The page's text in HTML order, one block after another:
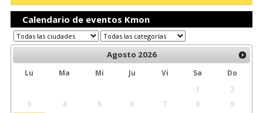
Calendario de eventos Kmon
Agosto 2026
Lu Ma Mi Ju Vi Sa
Do
1
2
3
4 5 6 7 8
9